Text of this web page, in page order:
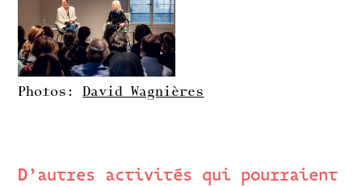
Photos:David Wagnières
D’autres activités qui pourraient